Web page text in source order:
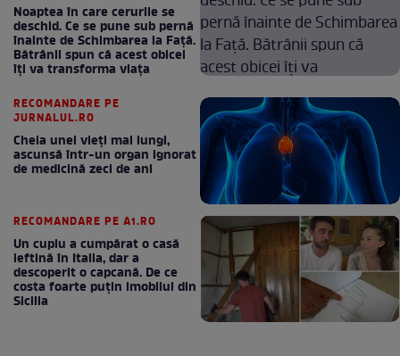
Noaptea în care cerurile se
deschid. Ce se pune sub pernă
înainte de Schimbarea la Față.
Bătrânii spun că acest obicei
îți va transforma viața
RECOMANDARE PE
JURNALUL.RO
Cheia unei vieți mai lungi,
ascunsă într-un organ ignorat
de medicină zeci de ani
RECOMANDARE PE A1.RO
Un cuplu a cumpărat o casă
ieftină în Italia, dar a
descoperit o capcană. De ce
costa foarte puțin imobilul din
Sicilia